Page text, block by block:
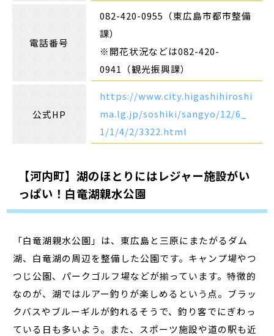
電話番号
082-420-0955（東広島市都市整備
課）
※開花状況などは082-420-
0941（観光振興課）
公式HP
https://www.city.higashihiroshi
ma.lg.jp/soshiki/sangyo/12/6_
1/1/4/2/3322.html
【河内町】湖のほとりにはレジャー施設がい
っぱい！白竜湖親水公園
「白竜湖親水公園」は、東広島と三原にまたがるダム
湖、白竜湖の周辺を整備した公園です。キャンプ場やつ
つじ公園、パークゴルフ場などが揃っています。特徴的
なのが、湖ではルアー釣りが楽しめるという点。ブラッ
クバスやブルーギルが釣れるそうで、釣り客でにぎわっ
ている日も多いよう。また、スポーツ施設や道の駅も近